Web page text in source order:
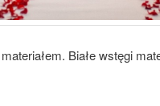
Białe wstęgi